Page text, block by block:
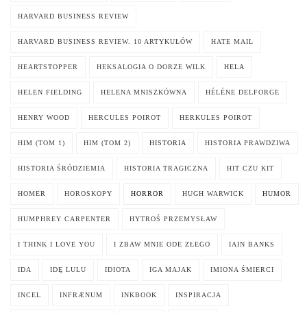
HARVARD BUSINESS REVIEW
HARVARD BUSINESS REVIEW. 10 ARTYKUŁÓW HATE MAIL
HEARTSTOPPER HEKSALOGIA O DORZE WILK HELA
HELEN FIELDING HELENA MNISZKÓWNA HÉLÈNE DELFORGE
HENRY WOOD HERCULES POIROT HERKULES POIROT
HIM (TOM 1) HIM (TOM 2) HISTORIA HISTORIA PRAWDZIWA
HISTORIA ŚRÓDZIEMIA HISTORIA TRAGICZNA HIT CZU KIT
HOMER HOROSKOPY HORROR HUGH WARWICK HUMOR
HUMPHREY CARPENTER HYTROŚ PRZEMYSŁAW
I THINK I LOVE YOU I ZBAW MNIE ODE ZŁEGO IAIN BANKS
IDA IDĘ LULU IDIOTA IGA MAJAK IMIONA ŚMIERCI
INCEL INFRÆNUM INKBOOK INSPIRACJA